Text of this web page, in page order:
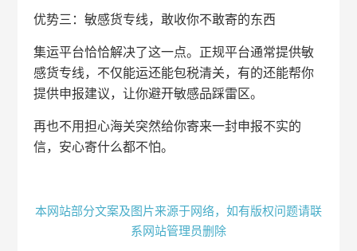
优势三：敏感货专线，敢收你不敢寄的东西
集运平台恰恰解决了这一点。正规平台通常提供敏
感货专线，不仅能运还能包税清关，有的还能帮你
提供申报建议，让你避开敏感品踩雷区。
再也不用担心海关突然给你寄来一封申报不实的
信，安心寄什么都不怕。
本网站部分文案及图片来源于网络，如有版权问题请联
系网站管理员删除